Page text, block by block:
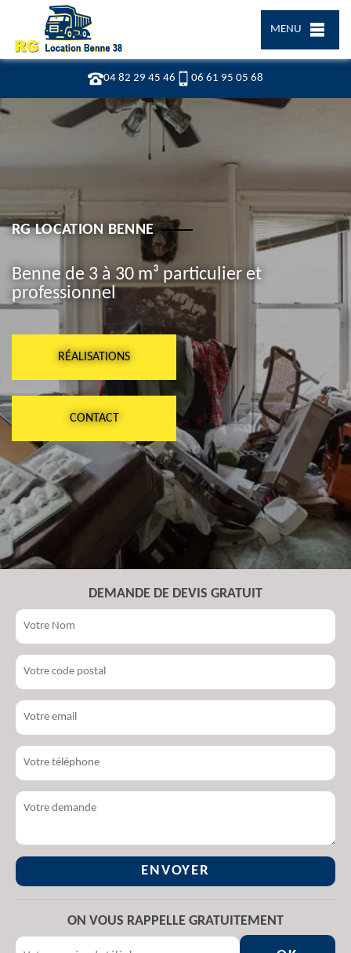
04 82 29 45 46 06 61 95 05 68
MENU
RG LOCATION BENNE
Benne de 3 à 30 m³ particulier et
professionnel
RÉALISATIONS
CONTACT
DEMANDE DE DEVIS GRATUIT
ON VOUS RAPPELLE GRATUITEMENT